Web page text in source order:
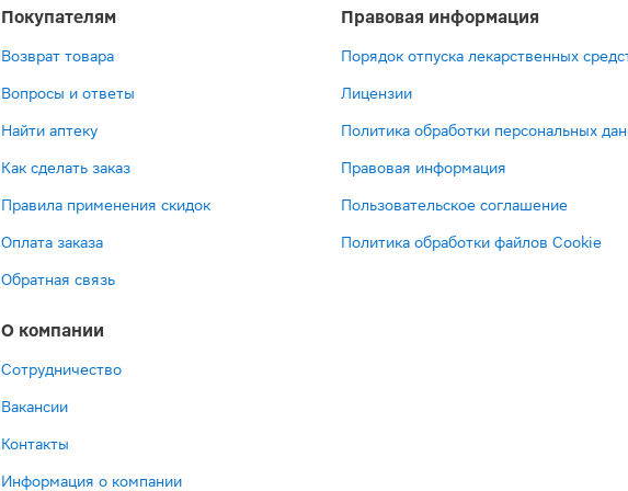
Покупателям
Возврат товара
Вопросы и ответы
Найти аптеку
Как сделать заказ
Правила применения скидок
Оплата заказа
Обратная связь
О компании
Сотрудничество
Вакансии
Контакты
Информация о компании
Правовая информация
Порядок отпуска лекарственных
Лицензии
Политика обработки персональных
Правовая информация
Пользовательское соглашение
Политика обработки файлов Cookie